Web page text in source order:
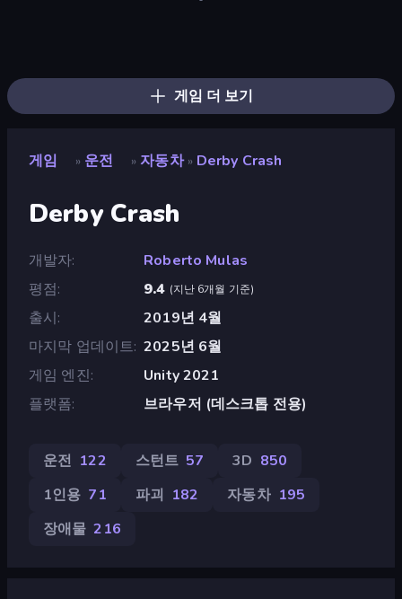
게임 더 보기
게임 » 운전 » 자동차 » Derby Crash
Derby Crash
개발자
Roberto Mulas
평점
9.4 (지난 6개월 기준)
출시
2019년 4월
마지막 업데이트 2025년 6월
게임 엔진
Unity 2021
플랫폼
브라우저 (데스크톱 전용)
운전 122 스턴트 57 3D 850
1인용 71 파괴 182 자동차 195
장애물 216